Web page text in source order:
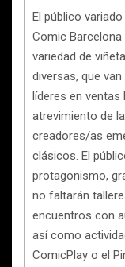
El público
Comic
variedad de
diversas, que
líderes en ventas
atrevimiento de
creadores/as
clásicos. El
protagonismo,
no faltarán
encuentros con
así como
ComicPlay o el